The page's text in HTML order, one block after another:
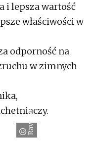
i lepsza wartość
właściwości w
odporność na
w zimnych
Ravenol